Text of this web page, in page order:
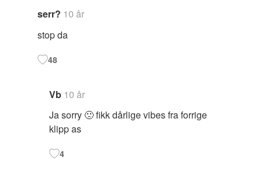
serr? 10 år
stop da
48
Vb 10 år
Ja sorry 🙁 fikk dårlige vibes fra forrige
klipp as
4